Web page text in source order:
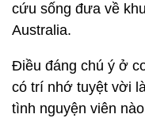
cứu sống đưa về
Australia.
Điều đáng chú ý ở
có trí nhớ tuyệt vời
tình nguyện viên